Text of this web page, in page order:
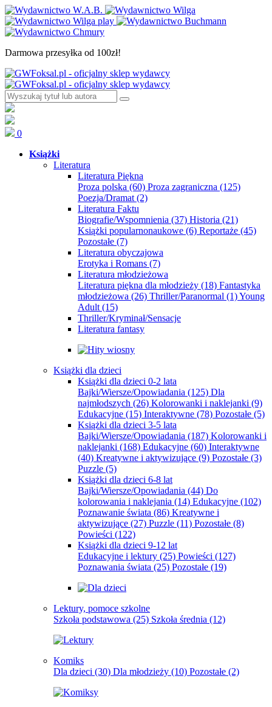
Darmowa przesyłka od 100zł!
0
Książki
Literatura
Literatura Piękna
Proza polska (60) Proza zagraniczna (125)
Poezja/Dramat (2)
Literatura Faktu
Biografie/Wspomnienia (37) Historia (21)
Książki popularnonaukowe (6) Reportaże (45)
Pozostałe (7)
Literatura obyczajowa
Erotyka i Romans (7)
Literatura młodzieżowa
Literatura piękna dla młodzieży (18) Fantastyka
młodzieżowa (26) Thriller/Paranormal (1)Young
Adult (15)
Thriller/Kryminał/Sensacje
Literatura fantasy
Książki dla dzieci
Książki dla dzieci 0-2 lata
Bajki/Wiersze/Opowiadania (125) Dla
najmłodszych (26) Kolorowanki i naklejanki (9)
Edukacyjne (15) Interaktywne (78) Pozostałe (5)
Książki dla dzieci 3-5 lata
Bajki/Wiersze/Opowiadania (187) Kolorowanki i
naklejanki (168) Edukacyjne (60) Interaktywne
(40) Kreatywne i aktywizujące (9) Pozostałe (3)
Puzzle (5)
Książki dla dzieci 6-8 lat
Bajki/Wiersze/Opowiadania (44) Do
kolorowania i naklejania (14) Edukacyjne (102)
Poznawanie świata (86) Kreatywne i
aktywizujące (27) Puzzle (11) Pozostałe (8)
Powieści (122)
Książki dla dzieci 9-12 lat
Edukacyjne i lektury (25) Powieści (127)
Poznawania świata (25) Pozostałe (19)
Lektury, pomoce szkolne
Szkoła podstawowa (25) Szkoła średnia (12)
Komiks
Dla dzieci (30) Dla młodzieży (10) Pozostałe (2)